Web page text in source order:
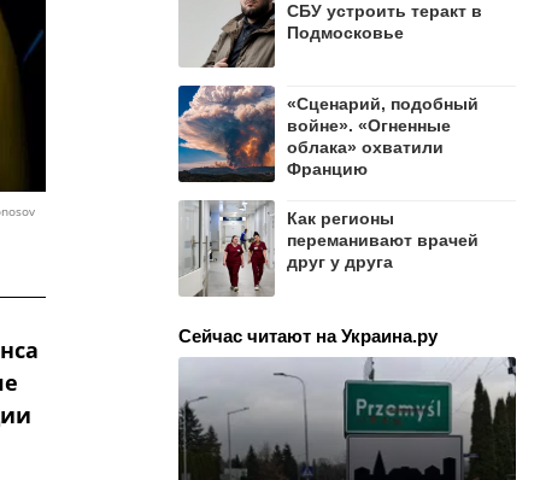
СБУ устроить теракт в
Подмосковье
«Сценарий, подобный
войне». «Огненные
облака» охватили
Францию
Как регионы
переманивают врачей
друг у друга
Сейчас читают на Украина.ру